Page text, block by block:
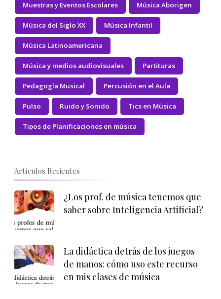
Muestras y Eventos Escolares Música Aborigen
Música del Siglo XX Música Infantil
Música Latinoamericana
Música y medios audiovisuales Partituras
Pedagogía Musical Percusión en el Aula
Pulso Ruido y Sonido Tics en Música
Tipos de Planificaciones en música
Artículos Recientes
¿Los prof. de música tenemos que
saber sobre Inteligencia Artificial?
La didáctica detrás de los juegos
de manos: cómo uso este recurso
en mis clases de música